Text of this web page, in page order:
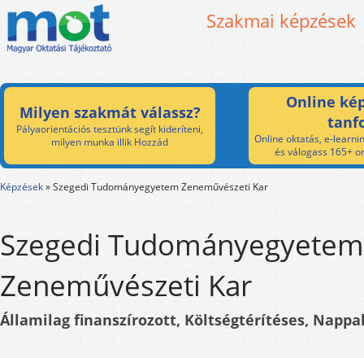
Szakmai képzések
Milyen szakmát válassz?
Pályaorientációs tesztünk segít kideríteni,
milyen munka illik Hozzád
Online
Online oktatás, e-
és válogass 165+
Képzések»Szegedi Tudományegyetem Zeneművészeti Kar
Szegedi Tudományegyetem
Zeneművészeti Kar
Államilag finanszírozott, Költségtérítéses,